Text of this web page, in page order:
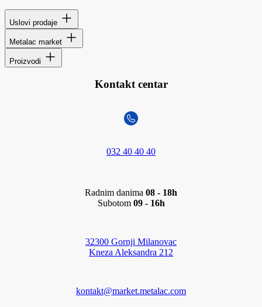
Uslovi prodaje
Metalac market
Proizvodi
Kontakt centar
032 40 40 40
Radnim danima 08 - 18h
Subotom 09 - 16h
32300 Gornji Milanovac
Kneza Aleksandra 212
kontakt@market.metalac.com